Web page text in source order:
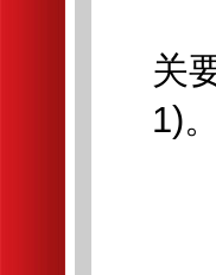
关
1)。